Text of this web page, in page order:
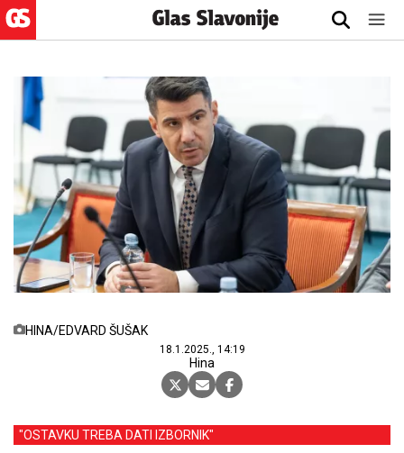
HINA/EDVARD ŠUŠAK
18.1.2025., 14:19
Hina
"OSTAVKU TREBA DATI IZBORNIK"